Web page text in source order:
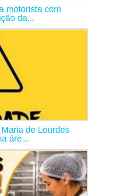
motorista com
da...
de Lourdes
áre...